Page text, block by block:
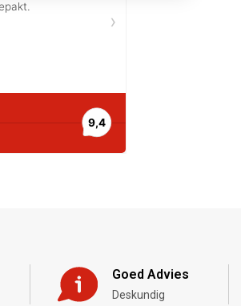
Goed Advies
Deskundig